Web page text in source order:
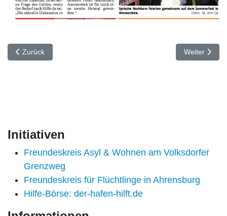
Vorheriger Beitrag: „Schrauber“ gesucht!
Zurück Nächster
Weiter
Initiativen
Freundeskreis Asyl & Wohnen am Volksdorfer
Grenzweg
Freundeskreis für Flüchtlinge in Ahrensburg
Hilfe-Börse: der-hafen-hilft.de